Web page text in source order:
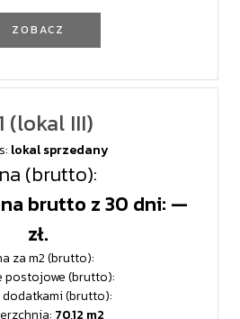
ZOBACZ
(lokal III)
lokal sprzedany
(brutto):
brutto z 30 dni: —
zł.
za m2 (brutto):
postojowe (brutto):
dodatkami (brutto):